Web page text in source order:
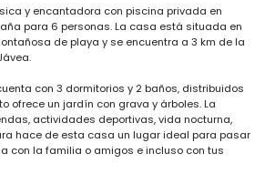
y encantadora con piscina privada en
para 6 personas. La casa está situada en
de playa y se encuentra a 3 km de la
con 3 dormitorios y 2 baños, distribuidos
ofrece un jardín con grava y árboles. La
actividades deportivas, vida nocturna,
hace de esta casa un lugar ideal para pasar
con la familia o amigos e incluso con tus